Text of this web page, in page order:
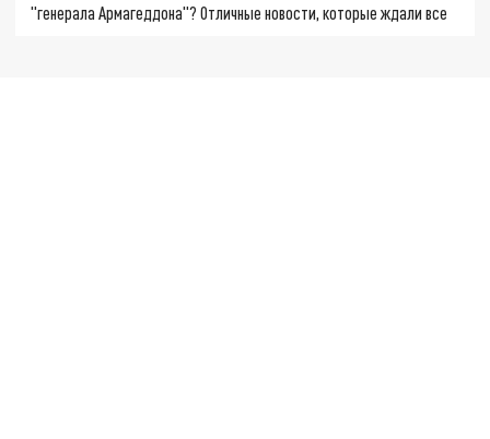
"генерала Армагеддона"? Отличные новости, которые ждали все